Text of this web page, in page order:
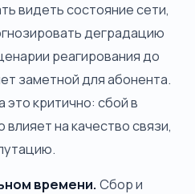
видеть состояние сети,
деградацию
реагирования до
заметной для абонента.
критично: сбой в
на качество связи,
времени. Сбор и